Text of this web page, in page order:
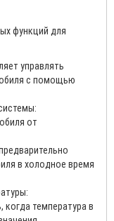
функций для
управлять
с помощью
от
в холодное время
когда температура в